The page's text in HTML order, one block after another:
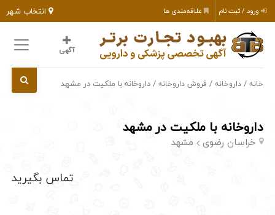
انتخاب شهر ورود / ثبت نام علاقه‌مندی ها
آگهی
خانه /داروخانه / فروش داروخانه / داروخانه با ملکیت در مشهد
داروخانه با ملکیت در مشهد
خراسان رضوی مشهد
تماس بگیرید